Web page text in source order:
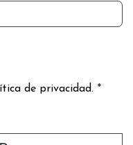
de privacidad. *